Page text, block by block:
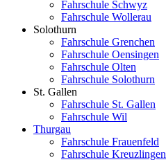
Fahrschule Schwyz
Fahrschule Wollerau
Solothurn
Fahrschule Grenchen
Fahrschule Oensingen
Fahrschule Olten
Fahrschule Solothurn
St. Gallen
Fahrschule St. Gallen
Fahrschule Wil
Thurgau
Fahrschule Frauenfeld
Fahrschule Kreuzlingen